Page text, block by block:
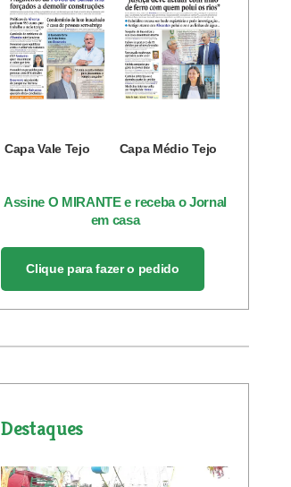
Capa Vale Tejo Capa Médio Tejo
Assine O MIRANTE e receba o Jornal
em casa
Clique para fazer o pedido
Destaques